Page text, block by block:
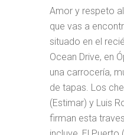
Amor y respeto
que vas a
situado en el
Ocean Drive, en
una carrocería,
de tapas. Los
(Estimar) y Luis
firman esta